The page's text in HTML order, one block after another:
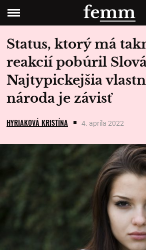
Status, ktorý má
reakcií pobúril
Najtypickejšia
národa je závisť
HYRIAKOVÁ KRISTÍNA 4. apríla 2022